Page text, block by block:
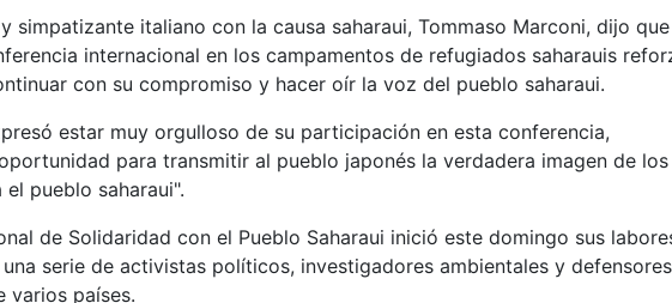
simpatizante italiano con la causa saharaui, Tommaso Marconi, dijo que
internacional en los campamentos de refugiados saharauis
con su compromiso y hacer oír la voz del pueblo saharaui.
estar muy orgulloso de su participación en esta conferencia,
para transmitir al pueblo japonés la verdadera imagen de los
pueblo saharaui".
de Solidaridad con el Pueblo Saharaui inició este domingo sus
serie de activistas políticos, investigadores ambientales y
varios países.